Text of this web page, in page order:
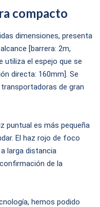
compacto
dimensiones, presenta
[barrera: 2m,
utiliza el espejo que se
directa: 160mm]. Se
de gran
puntual es más pequeña
El haz rojo de foco
larga distancia
de la
hemos podido